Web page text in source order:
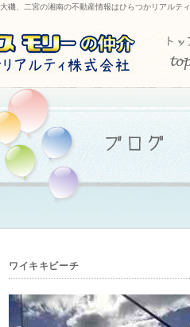
磯、二宮の湘南の不動産情報はひらつかリアルティ
ワイキキビーチ